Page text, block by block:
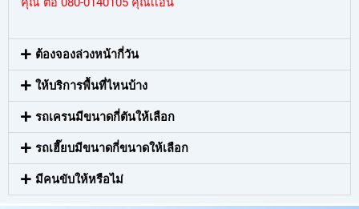
ต้องจองล่วงหน้ากี่วัน
ให้บริการพื้นที่ไหนบ้าง
รถเครนมีขนาดกี่ตันให้เลือก
รถเฮี๊ยบมีขนาดกี่ขนาดให้เลือก
มีคนขับให้หรือไม่